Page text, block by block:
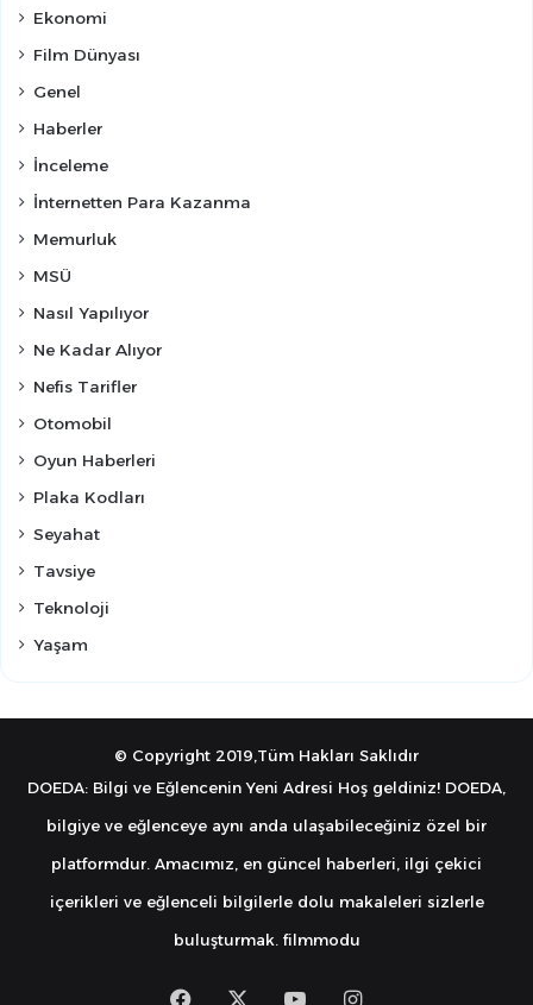
Ekonomi
Film Dünyası
Genel
Haberler
İnceleme
İnternetten Para Kazanma
Memurluk
MSÜ
Nasıl Yapılıyor
Ne Kadar Alıyor
Nefis Tarifler
Otomobil
Oyun Haberleri
Plaka Kodları
Seyahat
Tavsiye
Teknoloji
Yaşam
© Copyright 2019,Tüm Hakları Saklıdır
DOEDA: Bilgi ve Eğlencenin Yeni Adresi Hoş geldiniz! DOEDA,
bilgiye ve eğlenceye aynı anda ulaşabileceğiniz özel bir
platformdur. Amacımız, en güncel haberleri, ilgi çekici
içerikleri ve eğlenceli bilgilerle dolu makaleleri sizlerle
buluşturmak. filmmodu
FacebookYouTubeInstagram